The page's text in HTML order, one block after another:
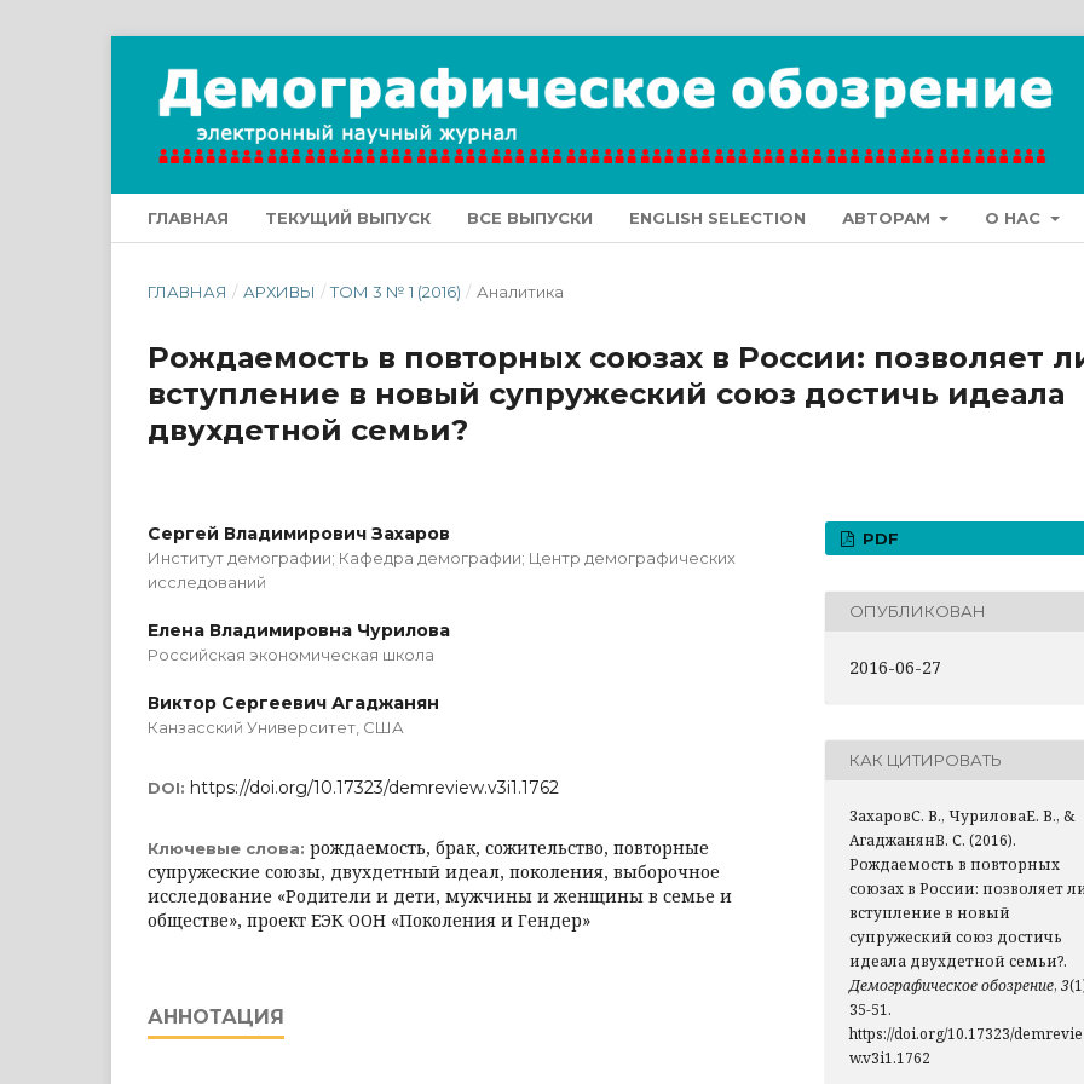
ГЛАВНАЯ ТЕКУЩИЙ ВЫПУСК ВСЕ ВЫПУСКИ ENGLISH SELECTION АВТОРАМ О НАС
ГЛАВНАЯ / АРХИВЫ / ТОМ 3 № 1 (2016) / Аналитика
Рождаемость в повторных союзах в России: позволяет
вступление в новый супружеский союз достичь идеала
двухдетной семьи?
Сергей Владимирович Захаров
Институт демографии; Кафедра демографии; Центр демографических
исследований
Елена Владимировна Чурилова
Российская экономическая школа
Виктор Сергеевич Агаджанян
Канзасский Университет, США
DOI: https://doi.org/10.17323/demreview.v3i1.1762
Ключевые слова: рождаемость, брак, сожительство, повторные
супружеские союзы, двухдетный идеал, поколения, выборочное
исследование «Родители и дети, мужчины и женщины в семье и
обществе», проект ЕЭК ООН «Поколения и Гендер»
АННОТАЦИЯ
PDF
ОПУБЛИКОВАН
2016-06-27
КАК ЦИТИРОВАТЬ
ЗахаровС. В., ЧуриловаЕ. В., &
АгаджанянВ. С. (2016).
Рождаемость в повторных
союзах в России: позволяет
вступление в новый
супружеский союз достичь
идеала двухдетной семьи?.
Демографическое обозрение, 3
35-51.
https://doi.org/10.17323/demrevie
w.v3i1.1762